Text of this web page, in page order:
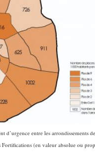
d’urgence entre les arrondissements
Fortifications (en valeur absolue ou